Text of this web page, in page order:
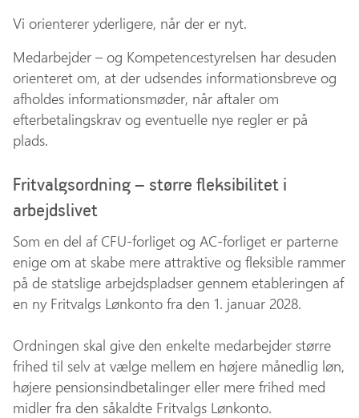
Vi orienterer yderligere, når der er nyt.
Medarbejder – og Kompetencestyrelsen har desuden
orienteret om, at der udsendes informationsbreve og
afholdes informationsmøder, når aftaler om
efterbetalingskrav og eventuelle nye regler er på
plads.
Fritvalgsordning – større fleksibilitet i
arbejdslivet
Som en del af CFU-forliget og AC-forliget er parterne
enige om at skabe mere attraktive og fleksible rammer
på de statslige arbejdspladser gennem etableringen af
en ny Fritvalgs Lønkonto fra den 1. januar 2028.
Ordningen skal give den enkelte medarbejder større
frihed til selv at vælge mellem en højere månedlig løn,
højere pensionsindbetalinger eller mere frihed med
midler fra den såkaldte Fritvalgs Lønkonto.